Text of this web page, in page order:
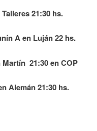
21:30 hs.
A en Luján 22 hs.
21:30 en COP
Alemán 21:30 hs.